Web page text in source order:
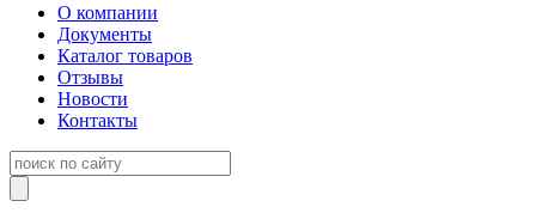
О компании
Документы
Каталог товаров
Отзывы
Новости
Контакты